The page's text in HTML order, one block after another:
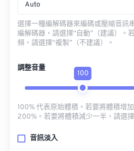
Auto
選擇一種編解碼器來編碼或壓縮音訊
編解碼器，請選擇“自動”（建議）。
頻，請選擇“複製”（不建議）。
調整音量
100
100% 代表原始體積。若要將體積增
200%。若要將體積減少一半，請選
音訊淡入